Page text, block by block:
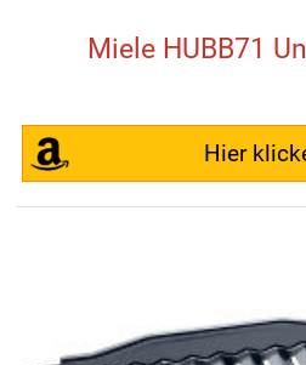
Miele HUBB71
Hier